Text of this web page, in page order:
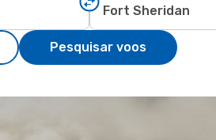
Pesquisar voos